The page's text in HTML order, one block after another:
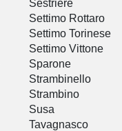
Sestriere
Settimo Rottaro
Settimo Torinese
Settimo Vittone
Sparone
Strambinello
Strambino
Susa
Tavagnasco